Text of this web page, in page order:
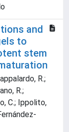
and
to
stem
R.;
R.;
C.; Ippolito,